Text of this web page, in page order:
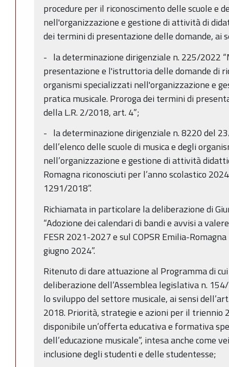
procedure per il riconoscimento delle scuole e
nell'organizzazione e gestione di attività di
dei termini di presentazione delle domande, ai
­- la determinazione dirigenziale n. 225/2022
presentazione e l'istruttoria delle domande di
organismi specializzati nell'organizzazione e
pratica musicale. Proroga dei termini di
della L.R. 2/2018, art. 4”;
-­ la determinazione dirigenziale n. 8220 del
dell’elenco delle scuole di musica e degli
nell’organizzazione e gestione di attività
Romagna riconosciuti per l’anno scolastico
1291/2018”.
Richiamata in particolare la deliberazione di
“Adozione dei calendari di bandi e avvisi a
FESR 2021-2027 e sul COPSR Emilia-
giugno 2024”.
Ritenuto di dare attuazione al Programma di
deliberazione dell’Assemblea legislativa n.
lo sviluppo del settore musicale, ai sensi
2018. Priorità, strategie e azioni per il triennio
disponibile un’offerta educativa e formativa
dell’educazione musicale”, intesa anche come
inclusione degli studenti e delle studentesse;